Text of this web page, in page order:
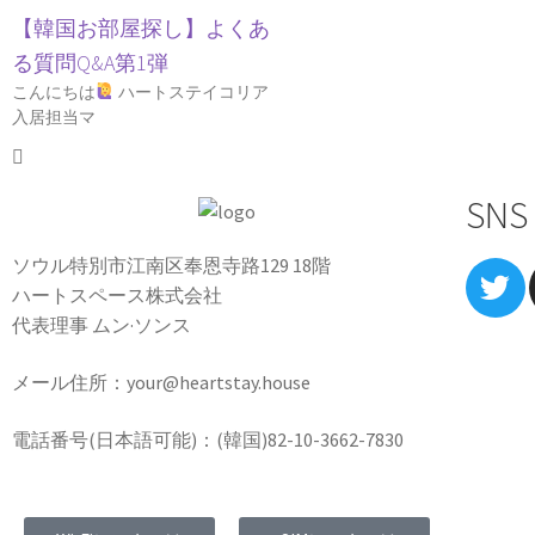
【韓国お部屋探し】よくあ
る質問Q&A第1弾
こんにちは
ハートステイコリア
入居担当マ
ソウル特別市江南区奉恩寺路129 18階
ハートスペース株式会社
代表理事 ムン·ソンス
メール住所：your@heartstay.house
電話番号(日本語可能)：(韓国)82-10-3662-7830
SNS